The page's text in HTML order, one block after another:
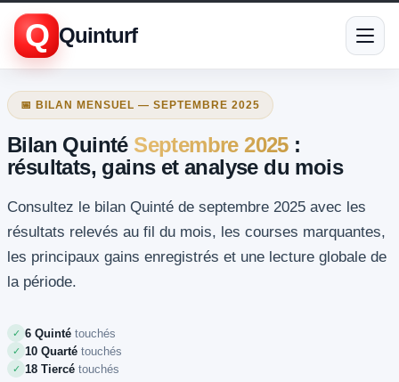
Q Quinturf
📅 BILAN MENSUEL — SEPTEMBRE 2025
Bilan Quinté Septembre 2025:
résultats, gains et analyse du mois
Consultez le bilan Quinté de septembre 2025 avec les
résultats relevés au fil du mois, les courses marquantes,
les principaux gains enregistrés et une lecture globale de
la période.
✓ 6 Quinté touchés
✓ 10 Quarté touchés
✓ 18 Tiercé touchés